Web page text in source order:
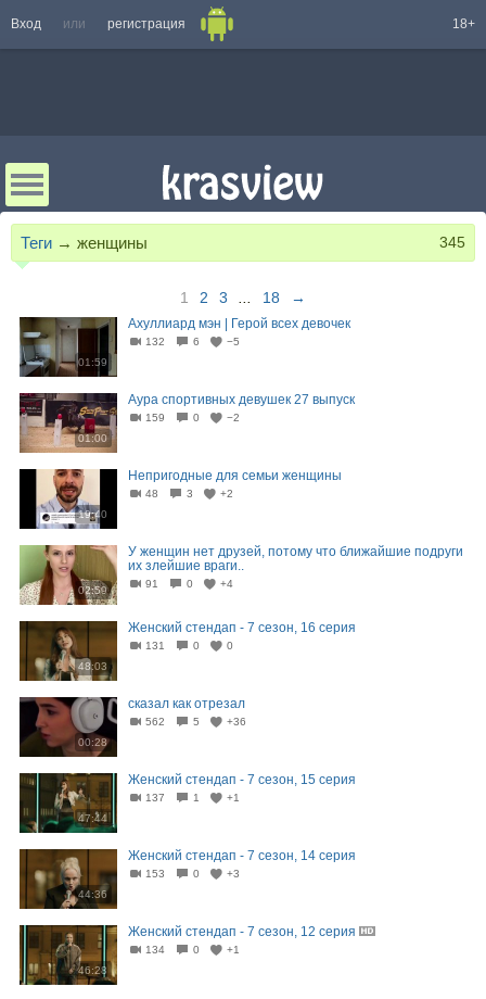
Вход или регистрация 18+
Теги → женщины 345
1 2 3 18 →
01:59
Ахуллиард мэн | Герой всех девочек
132 6 −5
01:00
Аура спортивных девушек 27 выпуск
159 0 −2
19:40
Непригодные для семьи женщины
48 3 +2
02:59
У женщин нет друзей, потому что ближайшие подруги
их злейшие враги..
91 0 +4
48:03
Женский стендап - 7 сезон, 16 серия
131 0 0
00:28
сказал как отрезал
562 5 +36
47:44
Женский стендап - 7 сезон, 15 серия
137 1 +1
44:36
Женский стендап - 7 сезон, 14 серия
153 0 +3
46:28
Женский стендап - 7 сезон, 12 серия
134 0 +1